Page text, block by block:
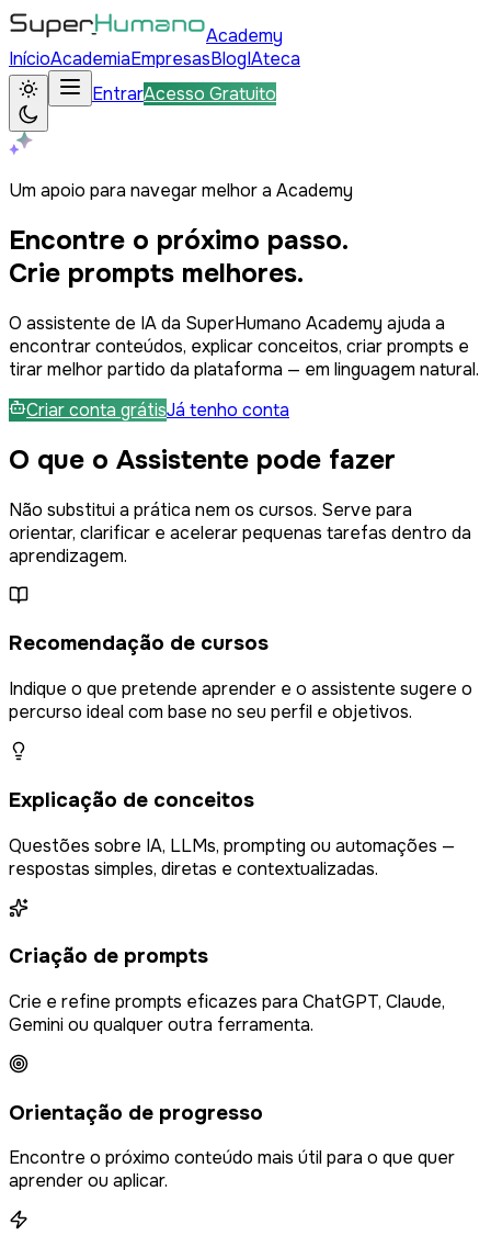
Academy
InícioAcademiaEmpresasBlogIAteca
EntrarAcesso Gratuito
Um apoio para navegar melhor a Academy
Encontre o próximo passo.
Crie prompts melhores.
O assistente de IA da SuperHumano Academy ajuda a
encontrar conteúdos, explicar conceitos, criar prompts e
tirar melhor partido da plataforma — em linguagem natural.
Criar conta grátisJá tenho conta
O que o Assistente pode fazer
Não substitui a prática nem os cursos. Serve para
orientar, clarificar e acelerar pequenas tarefas dentro da
aprendizagem.
Recomendação de cursos
Indique o que pretende aprender e o assistente sugere o
percurso ideal com base no seu perfil e objetivos.
Explicação de conceitos
Questões sobre IA, LLMs, prompting ou automações —
respostas simples, diretas e contextualizadas.
Criação de prompts
Crie e refine prompts eficazes para ChatGPT, Claude,
Gemini ou qualquer outra ferramenta.
Orientação de progresso
Encontre o próximo conteúdo mais útil para o que quer
aprender ou aplicar.